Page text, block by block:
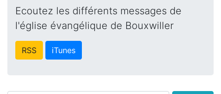
Ecoutez les différents messages de
l'église évangélique de Bouxwiller
RSS iTunes